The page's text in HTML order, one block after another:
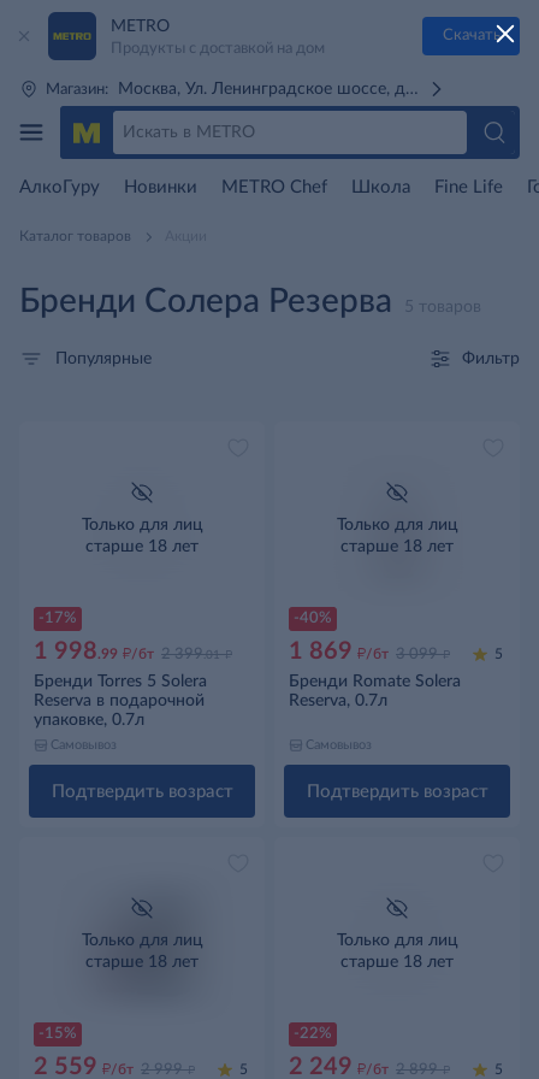
METRO
Продукты с доставкой на дом
Скачать
Магазин: Москва, Ул. Ленинградское шоссе, д. 71Г (м. Речной
АлкоГуру Новинки METRO Chef Школа Fine Life
Каталог товаров
Бренди Солера Резерва 5 товаров
Популярные Фильтр
Нет фото
-17%
Только для лиц
старше 18 лет
1 998.99 д/бт 2 399.01 д
Бренди Torres 5 Solera
Reserva в подарочной
упаковке, 0.7л
Самовывоз
Подтвердить возраст
-40%
Только для лиц
старше 18 лет
1 869 д/бт 3 099 д 5
Бренди Romate Solera
Reserva, 0.7л
Самовывоз
Подтвердить возраст
-15%
Только для лиц
старше 18 лет
2 559 д/бт 2 999 д 5
Нет фото
-22%
Только для лиц
старше 18 лет
2 249 д/бт 2 899 д 5